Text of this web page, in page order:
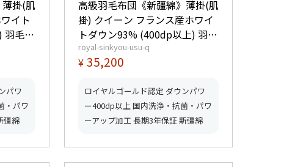
掛(肌
イト
羽毛量
ーク
パワ
・パワ
彊綿
高級羽毛布団《新疆綿》薄掛(肌
掛) クイーン フランス産ホワイ
トダウン93% (400dp以上) 羽毛
量0.6kg 【5つ星ロイヤルゴール
ド取得】【グッドふとんマーク
royal-sinkyou-usu-q
¥ 35,200
ロイヤルゴールド認定 ダウンパワ
ー400dp以上 国内洗浄・抗菌・パワ
ーアップ加工 長期3年保証 新彊綿